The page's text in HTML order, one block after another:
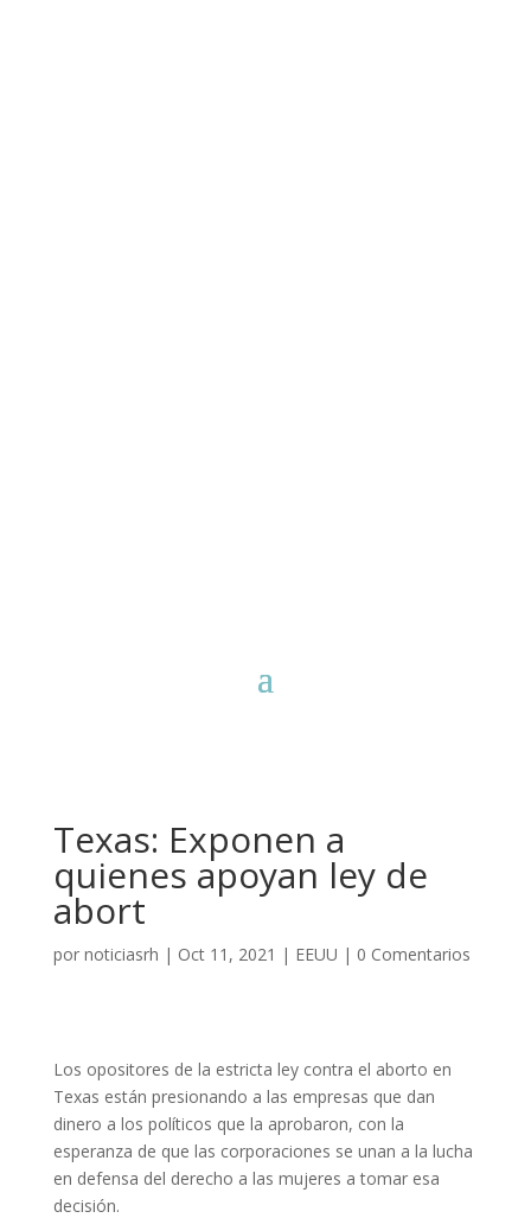
Texas: Exponen a
quienes apoyan ley de
abort
por noticiasrh | Oct 11, 2021 | EEUU | 0 Comentarios
Los opositores de la estricta ley contra el aborto en
Texas están presionando a las empresas que dan
dinero a los políticos que la aprobaron, con la
esperanza de que las corporaciones se unan a la lucha
en defensa del derecho a las mujeres a tomar esa
decisión.